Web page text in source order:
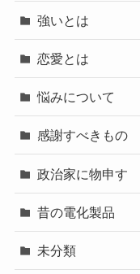
強いとは
恋愛とは
悩みについて
感謝すべきもの
政治家に物申す
昔の電化製品
未分類